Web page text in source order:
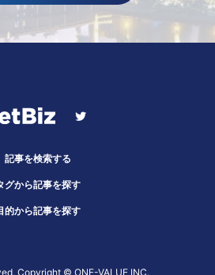
記事を検索する
グから記事を探す
的から記事を探す
Copyright ©︎ ONE-VALUE INC.